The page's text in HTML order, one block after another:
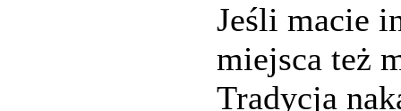
Jeśli macie
miejsca też
Tradycja